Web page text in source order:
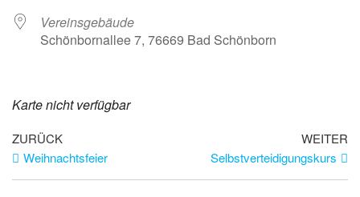
Vereinsgebäude
Schönbornallee 7, 76669 Bad Schönborn
Karte nicht verfügbar
ZURÜCK
Weihnachtsfeier
WEITER
Selbstverteidigungskurs